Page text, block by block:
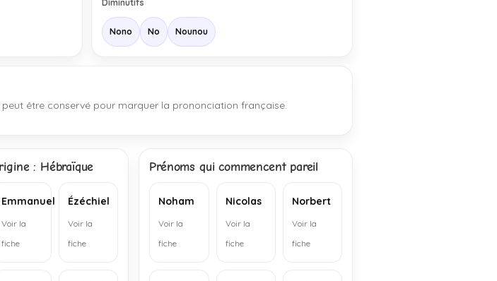
Diminutifs
Nono No Nounou
peut être conservé pour marquer la prononciation française.
: Hébraïque
Emmanuel
Voir la
fiche
Ézéchiel
Voir la
fiche
Prénoms qui commencent pareil
Noham
Voir la
fiche
Nicolas
Voir la
fiche
Norbert
Voir la
fiche